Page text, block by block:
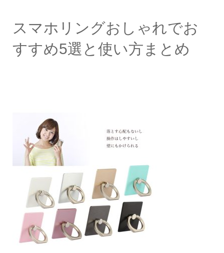
スマホリングおしゃれでお
すすめ5選と使い方まとめ